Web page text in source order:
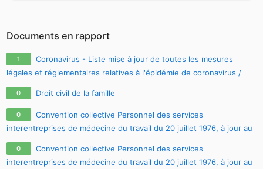
Documents en rapport
1
Coronavirus - Liste mise à jour de toutes les mesures
légales et réglementaires relatives à l'épidémie de coronavirus /
covid-19 / sars-cov-2
0 Droit civil de la famille
0
Convention collective Personnel des services
interentreprises de médecine du travail du 20 juillet 1976, à jour au
26.05.2011
0
Convention collective Personnel des services
interentreprises de médecine du travail du 20 juillet 1976, à jour au